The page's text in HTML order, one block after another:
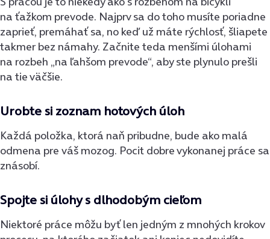
na ťažkom prevode. Najprv sa do toho musíte poriadne
zaprieť, premáhať sa, no keď už máte rýchlosť, šliapete
takmer bez námahy. Začnite teda menšími úlohami
na rozbeh „na ľahšom prevode“, aby ste plynulo prešli
na tie väčšie.
Urobte si zoznam hotových úloh
Každá položka, ktorá naň pribudne, bude ako malá
odmena pre váš mozog. Pocit dobre vykonanej práce sa
znásobí.
Spojte si úlohy s dlhodobým cieľom
Niektoré práce môžu byť len jedným z mnohých krokov